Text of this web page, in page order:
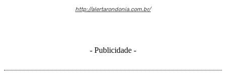
http://alertarondonia.com.br/
- Publicidade -